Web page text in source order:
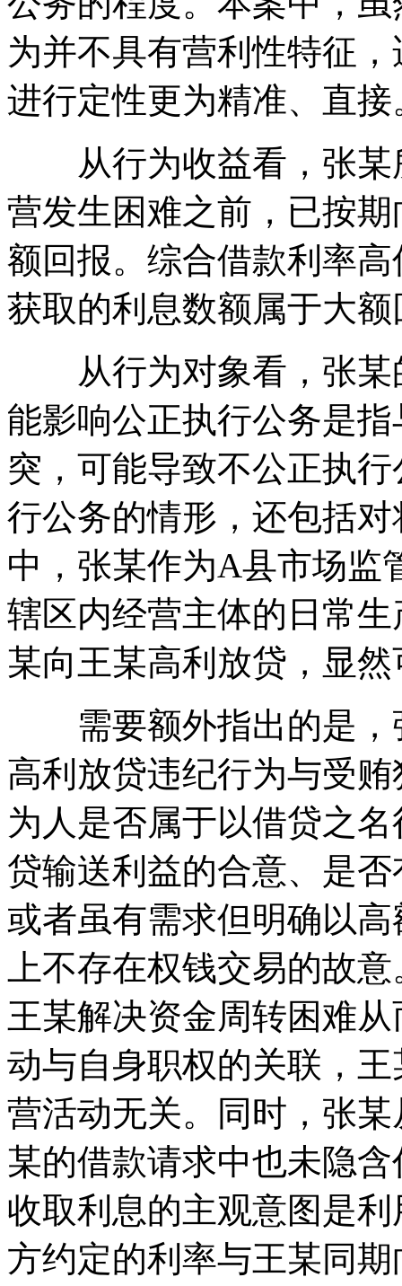
为并不具有营利性特征
进行定性更为精准、直接
从行为收益看，张某
营发生困难之前，已按
额回报。综合借款利率
获取的利息数额属于大额
从行为对象看，张某
能影响公正执行公务是
突，可能导致不公正执
行公务的情形，还包括
中，张某作为A县市场监
辖区内经营主体的日常
某向王某高利放贷，显
需要额外指出的是，
高利放贷违纪行为与受
为人是否属于以借贷之
贷输送利益的合意、是
或者虽有需求但明确以
上不存在权钱交易的故
王某解决资金周转困难
动与自身职权的关联，
营活动无关。同时，张
某的借款请求中也未隐
收取利息的主观意图是
方约定的利率与王某同